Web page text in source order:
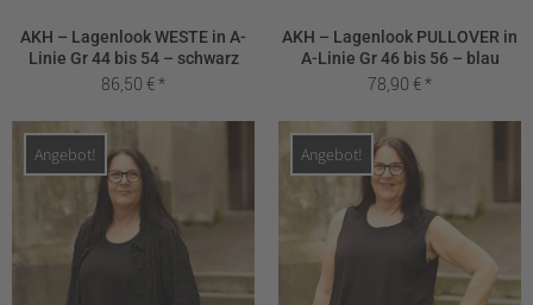
AKH – Lagenlook WESTE in A-
Linie Gr 44 bis 54 – schwarz
86,50 €
AKH – Lagenlook PULLOVER in
A-Linie Gr 46 bis 56 – blau
78,90 €
Angebot! Angebot!